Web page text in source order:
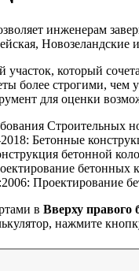
инженерам
Новозеландские
который
более строгими,
для оценки
Строительных
Бетонные
бетонной
бетонных
Проектирование
в Вверху правого
нажмите